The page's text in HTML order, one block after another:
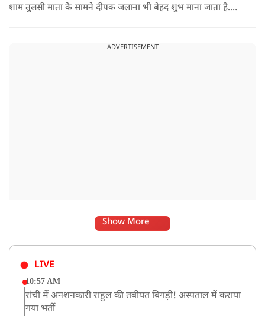
शाम तुलसी माता के सामने दीपक जलाना भी बेहद शुभ माना जाता है.
ADVERTISEMENT
Show More
LIVE
10:57 AM
रांची में अनशनकारी राहुल की तबीयत बिगड़ी! अस्पताल में कराया
गया भर्ती